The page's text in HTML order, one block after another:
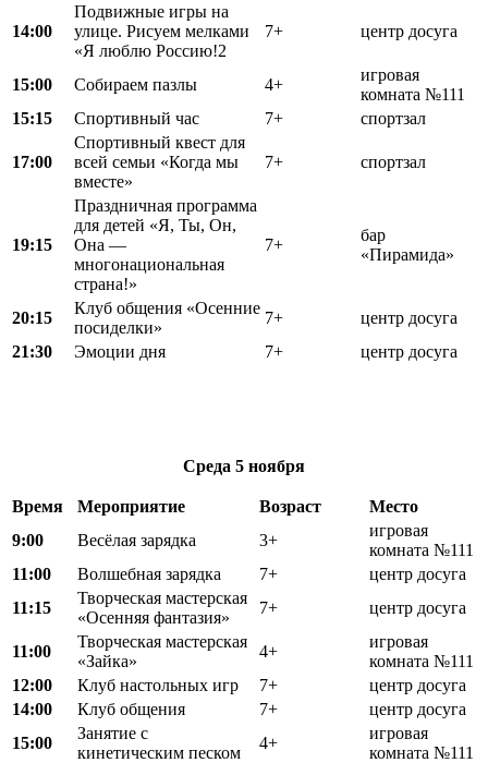
14:00
Подвижные игры на
улице. Рисуем мелками
«Я люблю Россию!2
7+ центр досуга
15:00 Собираем пазлы 4+
игровая
комната №111
15:15
Спортивный час 7+ спортзал
17:00
Спортивный квест для
всей семьи «Когда мы
вместе»
7+ спортзал
19:15
Праздничная программа
для детей «Я, Ты, Он,
Она —
многонациональная
страна!»
7+
бар
«Пирамида»
20:15
Клуб общения «Осенние
посиделки»
7+
центр досуга
21:30
Эмоции дня 7+ центр досуга
Среда 5 ноября
Время Мероприятие Возраст
Место
9:00
Весёлая зарядка 3+
игровая
комната №111
11:00
Волшебная зарядка 7+
центр досуга
11:15
Творческая мастерская
«Осенняя фантазия»
7+ центр досуга
11:00
Творческая мастерская
«Зайка»
4+
игровая
комната №111
12:00
Клуб настольных игр 7+
центр досуга
14:00
Клуб общения 7+
центр досуга
15:00
Занятие с
кинетическим песком
4+
игровая
комната №111